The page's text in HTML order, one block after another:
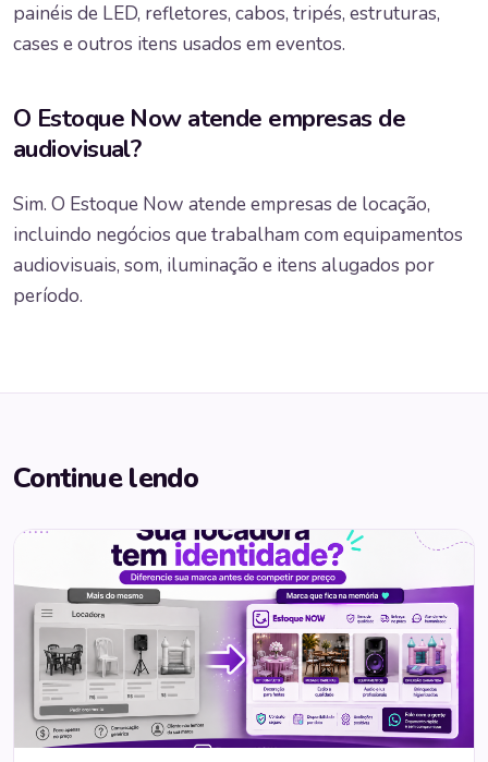
painéis de LED, refletores, cabos, tripés, estruturas,
cases e outros itens usados em eventos.
O Estoque Now atende empresas de
audiovisual?
Sim. O Estoque Now atende empresas de locação,
incluindo negócios que trabalham com equipamentos
audiovisuais, som, iluminação e itens alugados por
período.
Continue lendo